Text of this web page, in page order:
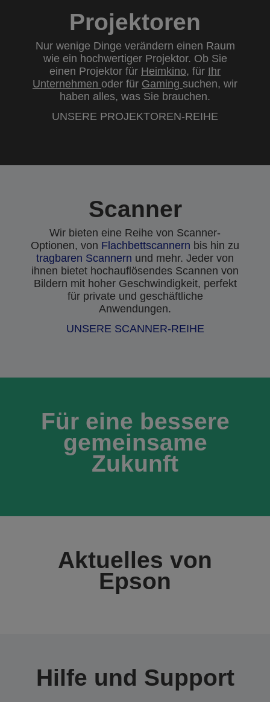
Projektoren
Nur wenige Dinge verändern einen Raum
wie ein hochwertiger Projektor. Ob Sie
einen Projektor für Heimkino, für Ihr
Unternehmen oder für Gaming suchen, wir
haben alles, was Sie brauchen.
UNSERE PROJEKTOREN-REIHE
Scanner
Wir bieten eine Reihe von Scanner-
Optionen, von Flachbettscannern bis hin zu
tragbaren Scannern und mehr. Jeder von
ihnen bietet hochauflösendes Scannen von
Bildern mit hoher Geschwindigkeit, perfekt
für private und geschäftliche
Anwendungen.
UNSERE SCANNER-REIHE
Für eine bessere
gemeinsame
Zukunft
Aktuelles von
Epson
Hilfe und Support